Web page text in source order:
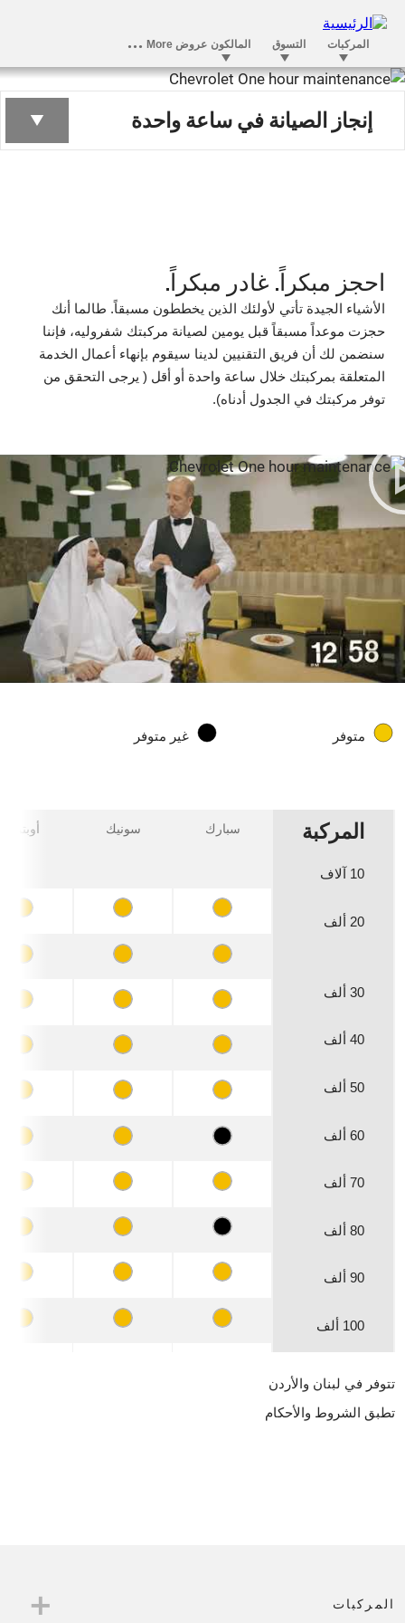
ساعة واحدة لإنجاز
الصيانة
إنجاز الصيانة في ساعة واحدة
احجز مبكراً. غادر مبكراً.
الأشياء الجيدة تأتي لأولئك الذين يخططون مسبقاً. طالما أنك
حجزت موعداً مسبقاً قبل يومين لصيانة مركبتك شفروليه، فإننا
سنضمن لك أن فريق التقنيين لدينا سيقوم بإنهاء أعمال الخدمة
المتعلقة بمركبتك خلال ساعة واحدة أو أقل ( يرجى التحقق من
توفر مركبتك في الجدول أدناه).
متوفر غير متوفر
المركبة
10 آلاف
20 ألف
30 ألف
40 ألف
50 ألف
60 ألف
70 ألف
80 ألف
90 ألف
100 ألف
سبارك سونيك أوبترا
تتوفر في لبنان والأردن
تطبق الشروط والأحكام